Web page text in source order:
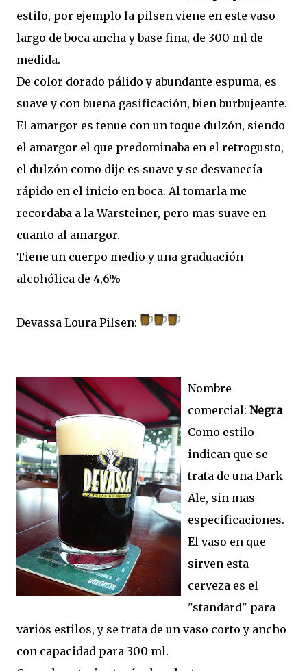
estilo, por ejemplo la pilsen viene en este vaso
largo de boca ancha y base fina, de 300 ml de
medida.
De color dorado pálido y abundante espuma, es
suave y con buena gasificación, bien burbujeante.
El amargor es tenue con un toque dulzón, siendo
el amargor el que predominaba en el retrogusto,
el dulzón como dije es suave y se desvanecía
rápido en el inicio en boca. Al tomarla me
recordaba a la Warsteiner, pero mas suave en
cuanto al amargor.
Tiene un cuerpo medio y una graduación
alcohólica de 4,6%
Devassa Loura Pilsen:
Nombre
comercial: Negra
Como estilo
indican que se
trata de una Dark
Ale, sin mas
especificaciones.
El vaso en que
sirven esta
cerveza es el
"standard" para
varios estilos, y se trata de un vaso corto y ancho
con capacidad para 300 ml.